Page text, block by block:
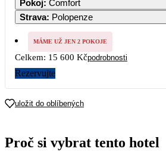
7
7 800
8 9 10
14
7 800
15 16
21
8 550
22
8 550
23 24
Pokoj: Comfort
Strava: Polopenze
MÁME UŽ JEN 2 POKOJE
Celkem: 15 600 Kčpodrobnosti
Rezervujte
uložit do oblíbených
Proč si vybrat tento hotel